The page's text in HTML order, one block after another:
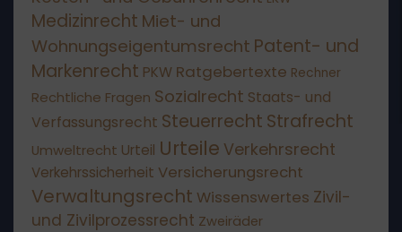
Medizinrecht Miet- und
Wohnungseigentumsrecht Patent- und
Markenrecht PKW Ratgebertexte Rechner
Rechtliche Fragen Sozialrecht Staats- und
Verfassungsrecht Steuerrecht Strafrecht
Umweltrecht Urteil Urteile Verkehrsrecht
Verkehrssicherheit Versicherungsrecht
Verwaltungsrecht Wissenswertes Zivil-
und Zivilprozessrecht Zweiräder